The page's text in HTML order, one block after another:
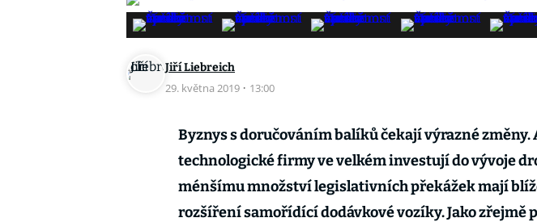
Jiří Liebreich
29. května 2019 · 13:00
Byznys s doručováním balíků čekají výrazné změny.
technologické firmy ve velkém investují do vývoje
ménšímu množství legislativních překážek mají
rozšíření samořídící dodávkové vozíky. Jako zřejmě